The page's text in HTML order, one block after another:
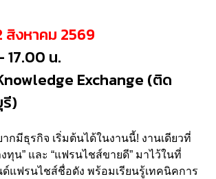
สิงหาคม 2569
17.00 น.
Exchange (ติด
)
กมีธุรกิจ เริ่มต้นได้ในงานนี้! งานเดียวที่
ทุน” และ “แฟรนไชส์ขายดี” มาไว้ในที่
ด์แฟรนไชส์ชื่อดัง พร้อมเรียนรู้เทคนิคการ